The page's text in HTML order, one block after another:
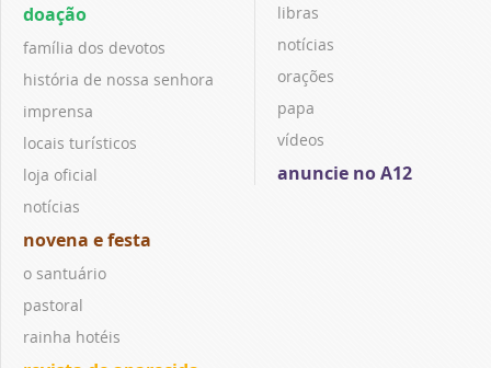
doação
família dos devotos
história de nossa senhora
imprensa
locais turísticos
loja oficial
notícias
novena e festa
o santuário
pastoral
rainha hotéis
libras
notícias
orações
papa
vídeos
anuncie no A12